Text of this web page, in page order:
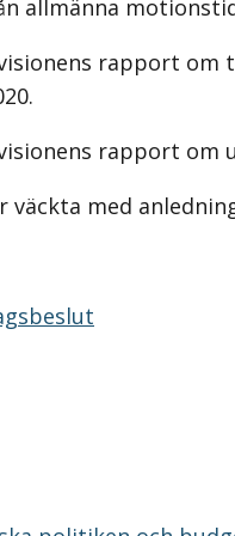
allmänna
rapport
rapport
med